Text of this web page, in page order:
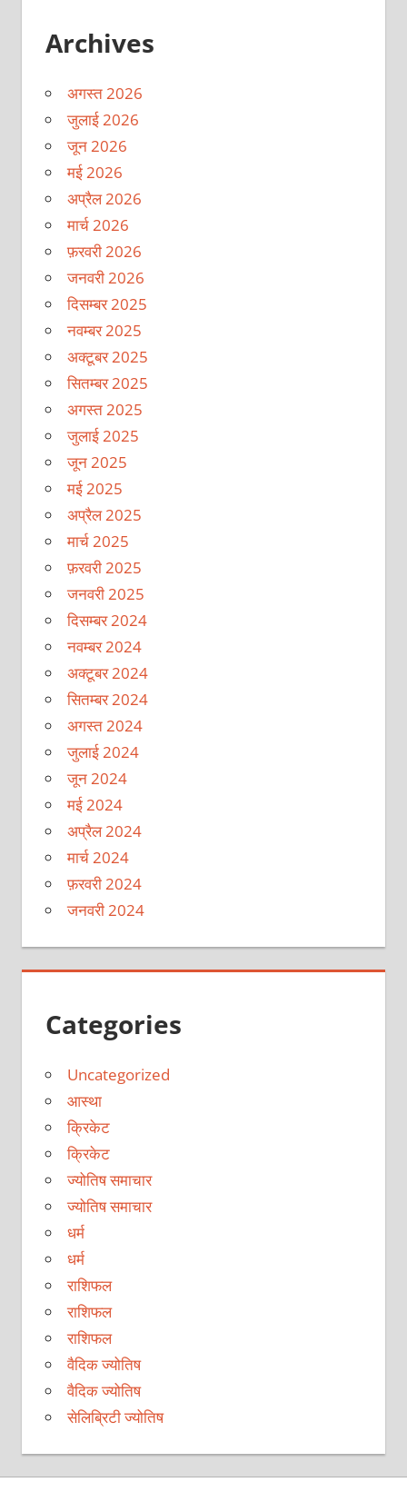
Archives
अगस्त 2026
जुलाई 2026
जून 2026
मई 2026
अप्रैल 2026
मार्च 2026
फ़रवरी 2026
जनवरी 2026
दिसम्बर 2025
नवम्बर 2025
अक्टूबर 2025
सितम्बर 2025
अगस्त 2025
जुलाई 2025
जून 2025
मई 2025
अप्रैल 2025
मार्च 2025
फ़रवरी 2025
जनवरी 2025
दिसम्बर 2024
नवम्बर 2024
अक्टूबर 2024
सितम्बर 2024
अगस्त 2024
जुलाई 2024
जून 2024
मई 2024
अप्रैल 2024
मार्च 2024
फ़रवरी 2024
जनवरी 2024
Categories
Uncategorized
आस्था
क्रिकेट
क्रिकेट
ज्योतिष समाचार
ज्योतिष समाचार
धर्म
धर्म
राशिफल
राशिफल
राशिफल
वैदिक ज्योतिष
वैदिक ज्योतिष
सेलिब्रिटी ज्योतिष